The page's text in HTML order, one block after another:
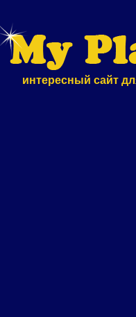
интересный сайт